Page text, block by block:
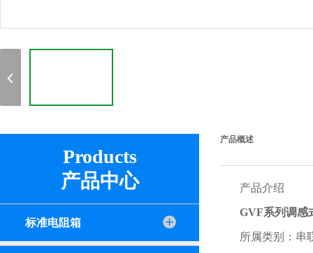
Products
产品中心
标准电阻箱
产品概述
产品介绍
GVF系列调感
所属类别：串